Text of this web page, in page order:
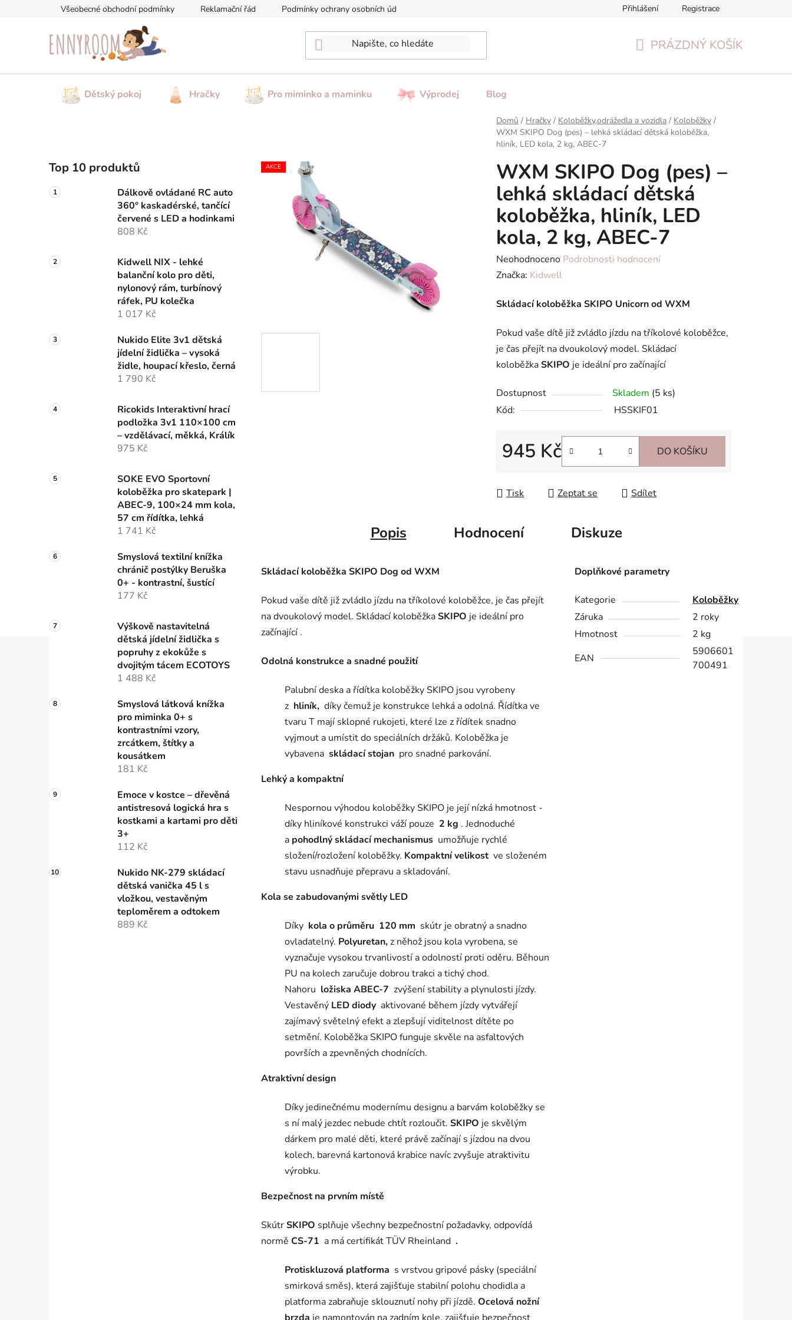
Všeobecné obchodní podmínky Reklamační řád Podmínky ochrany osobních údajů Formulář pro odstoupení od smlouvy Reklamační formulář
Přihlášení Registrace
PRÁZDNÝ KOŠÍK
Dětský pokoj Hračky Pro miminko a maminku Výprodej Blog
Domů / Hračky / Koloběžky,odrážedla a vozidla / Koloběžky /
WXM SKIPO Dog (pes) – lehká skládací dětská koloběžka,
hliník, LED kola, 2 kg, ABEC-7
o
s
t
n
e
Top 10 produktů
Dálkově ovládané RC auto
360° kaskadérské, tančící
červené s LED a hodinkami
808 Kč
Kidwell NIX - lehké
balanční kolo pro děti,
nylonový rám, turbínový
ráfek, PU kolečka
1 017 Kč
Nukido Elite 3v1 dětská
jídelní židlička – vysoká
židle, houpací křeslo, černá
1 790 Kč
Ricokids Interaktivní hrací
podložka 3v1 110×100 cm
– vzdělávací, měkká, Králík
975 Kč
SOKE EVO Sportovní
koloběžka pro skatepark |
ABEC-9, 100×24 mm kola,
57 cm řídítka, lehká
1 741 Kč
Smyslová textilní knížka
chránič postýlky Beruška
0+ - kontrastní, šustící
177 Kč
Výškově nastavitelná
dětská jídelní židlička s
popruhy z ekokůže s
dvojitým tácem ECOTOYS
1 488 Kč
Smyslová látková knížka
pro miminka 0+ s
kontrastními vzory,
zrcátkem, štítky a
kousátkem
181 Kč
Emoce v kostce – dřevěná
antistresová logická hra s
kostkami a kartami pro děti
3+
112 Kč
Nukido NK-279 skládací
dětská vanička 45 l s
vložkou, vestavěným
teploměrem a odtokem
889 Kč
WXM SKIPO Dog (pes) –
lehká skládací dětská
koloběžka, hliník, LED
kola, 2 kg, ABEC-7
Průměrné
hodnocení
je
z
5
hvězdiček.
Neohodnoceno Podrobnosti hodnocení
Značka: Kidwell
Skládací koloběžka SKIPO Unicorn od WXM
Pokud vaše dítě již zvládlo jízdu na tříkolové koloběžce,
je čas přejít na dvoukolový model. Skládací
koloběžkaSKIPO je ideální pro začínající
Dostupnost Skladem (5 ks)
Kód:
HSSKIF01
945 Kč DO KOŠÍKU
Tisk Zeptat se Sdílet
AKCE
Popis Hodnocení Diskuze
Skládací koloběžka SKIPO Dog od WXM
Pokud vaše dítě již zvládlo jízdu na tříkolové koloběžce, je čas přejít
na dvoukolový model. Skládací koloběžkaSKIPO je ideální pro
začínající .
Odolná konstrukce a snadné použití
Palubní deska a řídítka koloběžky SKIPO jsou vyrobeny
z hliník, díky čemuž je konstrukce lehká a odolná. Řídítka ve
tvaru T mají sklopné rukojeti, které lze z řídítek snadno
vyjmout a umístit do speciálních držáků. Koloběžka je
vybavena skládací stojan pro snadné parkování.
Lehký a kompaktní
Nespornou výhodou koloběžky SKIPO je její nízká hmotnost -
díky hliníkové konstrukci váží pouze 2 kg . Jednoduché
a pohodlný skládací mechanismus umožňuje rychlé
složení/rozložení koloběžky. Kompaktní velikostve složeném
stavu usnadňuje přepravu a skladování.
Kola se zabudovanými světly LED
Díky kola o průměru 120 mm skútr je obratný a snadno
ovladatelný. Polyuretan,z něhož jsou kola vyrobena, se
vyznačuje vysokou trvanlivostí a odolností proti oděru. Běhoun
PU na kolech zaručuje dobrou trakci a tichý chod.
Nahoru ložiska ABEC-7 zvýšení stability a plynulosti jízdy.
Vestavěný LED diody aktivované během jízdy vytvářejí
zajímavý světelný efekt a zlepšují viditelnost dítěte po
setmění. Koloběžka SKIPO funguje skvěle na asfaltových
površích a zpevněných chodnících.
Atraktivní design
Díky jedinečnému modernímu designu a barvám koloběžky se
s ní malý jezdec nebude chtít rozloučit. SKIPO je skvělým
dárkem pro malé děti, které právě začínají s jízdou na dvou
kolech, barevná kartonová krabice navíc zvyšuje atraktivitu
výrobku.
Bezpečnost na prvním místě
SkútrSKIPO splňuje všechny bezpečnostní požadavky, odpovídá
normě CS-71 a má certifikát TÜV Rheinland .
Protiskluzová platforma s vrstvou gripové pásky (speciální
smirková směs), která zajišťuje stabilní polohu chodidla a
platforma zabraňuje sklouznutí nohy při jízdě. Ocelová nožní
Doplňkové parametry
Kategorie
Koloběžky
Záruka
2 roky
Hmotnost
2 kg
EAN
5906601
700491